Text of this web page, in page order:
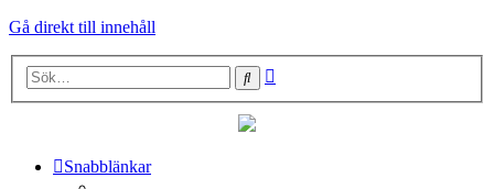
Gå direkt till innehåll
Sök
Snabblänkar